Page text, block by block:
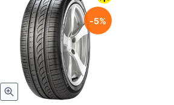
5